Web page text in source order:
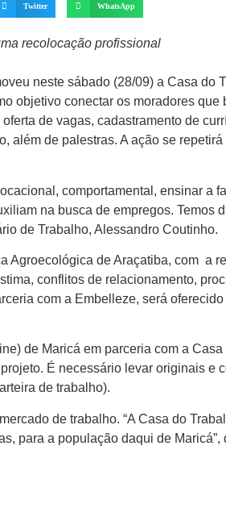
Twitter WhatsApp
recolocação profissional
neste sábado (28/09) a Casa do
objetivo conectar os moradores que
de vagas, cadastramento de
além de palestras. A ação se
comportamental, ensinar a
na busca de empregos. Temos
de Trabalho, Alessandro Coutinho.
Agroecológica de Araçatiba, com a
conflitos de relacionamento,
com a Embelleze, será
de Maricá em parceria com a
É necessário levar originais e
de trabalho).
de trabalho. “A Casa do
para a população daqui de